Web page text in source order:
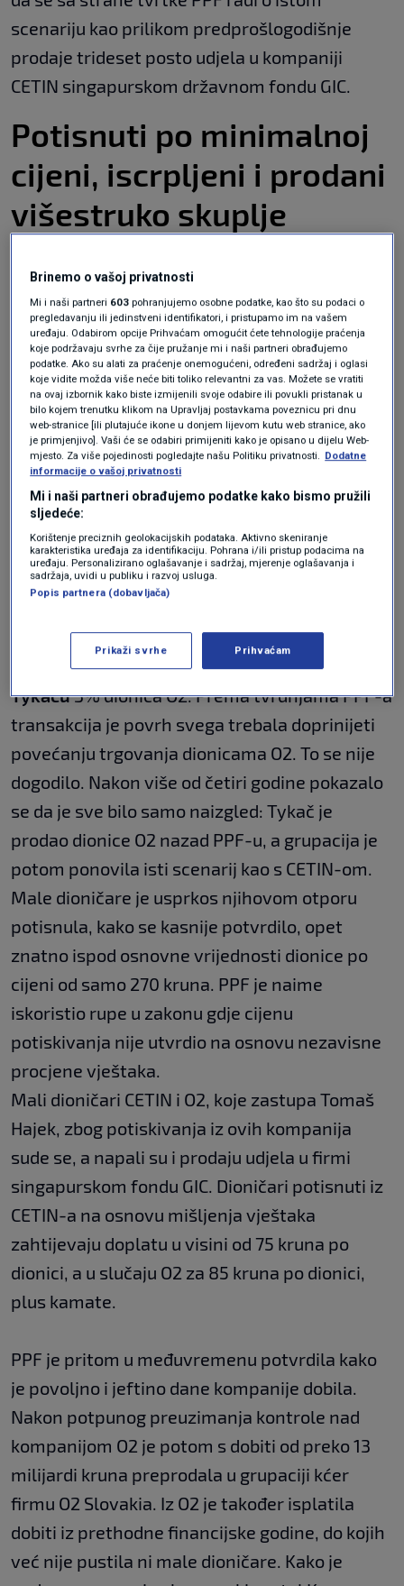
scenariju kao prilikom predprošlogodišnje
prodaje trideset posto udjela u kompaniji
CETIN singapurskom državnom fondu GIC.
Potisnuti po minimalnoj
cijeni, iscrpljeni i prodani
višestruko skuplje
Čitav proces je počeo 2014. godine kada je
grupacija PPFPetra Kellnerakupila većinski
udio u telekomunikacijskom društvu O2 od
španjolske kompanije Telefónica. Godinu dana
kasnije PPF je, usprkos otporu manjinskih
dioničara, podijelio O2 na dvije nezavisne
kompanije – CETIN i O2. Društvo CETIN je
potom povukao s burze i u potpunosti preuzeo
kontrolu nad njim, kada je potiskanjem
dioničara u siječnju 2016. godine isplatio iznos
od 172,40 kruna po akciji. Drugo društvo O2 je
potvrdu svojih riječi i umirivanje investitora je
čak 2017. godine prodao financijeruPavelu
Tykaču3% dionica O2. Prema tvrdnjama PPF-a
transakcija je povrh svega trebala doprinijeti
povećanju trgovanja dionicama O2. To se nije
dogodilo. Nakon više od četiri godine pokazalo
se da je sve bilo samo naizgled: Tykač je
prodao dionice O2 nazad PPF-u, a grupacija je
potom ponovila isti scenarij kao s CETIN-om.
Male dioničare je usprkos njihovom otporu
potisnula, kako se kasnije potvrdilo, opet
znatno ispod osnovne vrijednosti dionice po
cijeni od samo 270 kruna. PPF je naime
iskoristio rupe u zakonu gdje cijenu
potiskivanja nije utvrdio na osnovu nezavisne
procjene vještaka.
Mali dioničari CETIN i O2, koje zastupa Tomaš
Hajek, zbog potiskivanja iz ovih kompanija
sude se, a napali su i prodaju udjela u firmi
singapurskom fondu GIC. Dioničari potisnuti iz
CETIN-a na osnovu mišljenja vještaka
zahtijevaju doplatu u visini od 75 kruna po
dionici, a u slučaju O2 za 85 kruna po dionici,
plus kamate.
PPF je pritom u međuvremenu potvrdila kako
je povoljno i jeftino dane kompanije dobila.
Nakon potpunog preuzimanja kontrole nad
kompanijom O2 je potom s dobiti od preko 13
milijardi kruna preprodala u grupaciji kćer
firmu O2 Slovakia. Iz O2 je također isplatila
dobiti iz prethodne financijske godine, do kojih
već nije pustila ni male dioničare. Kako je
Brinemo o vašoj privatnosti
Mi i naši partneri 603 pohranjujemo osobne podatke, kao što su podaci o
pregledavanju ili jedinstveni identifikatori, i pristupamo im na vašem
uređaju. Odabirom opcije Prihvaćam omogućit ćete tehnologije praćenja
koje podržavaju svrhe za čije pružanje mi i naši partneri obrađujemo
podatke. Ako su alati za praćenje onemogućeni, određeni sadržaj i oglasi
koje vidite možda više neće biti toliko relevantni za vas. Možete se vratiti
na ovaj izbornik kako biste izmijenili svoje odabire ili povukli pristanak u
bilo kojem trenutku klikom na Upravljaj postavkama poveznicu pri dnu
web-stranice [ili plutajuće ikone u donjem lijevom kutu web stranice, ako
je primjenjivo]. Vaši će se odabiri primijeniti kako je opisano u dijelu Web-
mjesto. Za više pojedinosti pogledajte našu Politiku privatnosti. Dodatne
informacije o vašoj privatnosti
Mi i naši partneri obrađujemo podatke kako bismo pružili
sljedeće:
Korištenje preciznih geolokacijskih podataka. Aktivno skeniranje
karakteristika uređaja za identifikaciju. Pohrana i/ili pristup podacima na
uređaju. Personalizirano oglašavanje i sadržaj, mjerenje oglašavanja i
sadržaja, uvidi u publiku i razvoj usluga.
Popis partnera (dobavljača)
Prikaži svrhe Prihvaćam